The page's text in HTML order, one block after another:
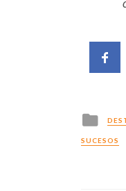
in
SUCESOS